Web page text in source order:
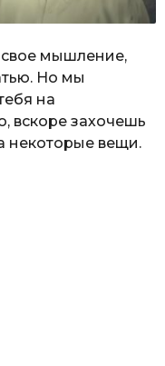
свое мышление,
Но мы
на
вскоре захочешь
некоторые вещи.